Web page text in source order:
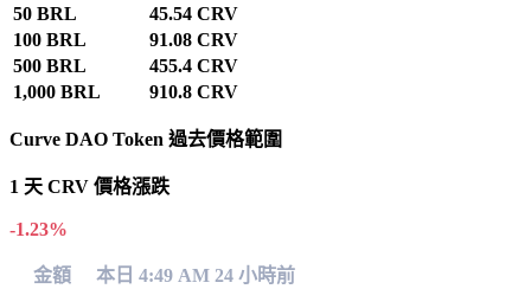
50 BRL
45.54 CRV
100 BRL
91.08 CRV
500 BRL
455.4 CRV
1,000 BRL
910.8 CRV
Curve DAO Token 過去價格範圍
1 天 CRV 價格漲跌
-1.23%
金額 本日 4:49 AM 24 小時前